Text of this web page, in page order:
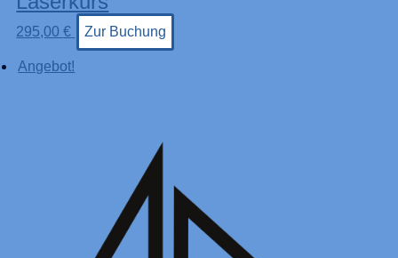
295,00€ Zur Buchung
Angebot!